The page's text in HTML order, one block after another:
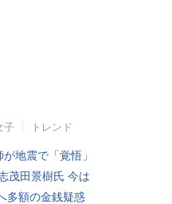
子 トレンド
地震で「覚悟」
茂田景樹氏 今は
多額の金銭疑惑